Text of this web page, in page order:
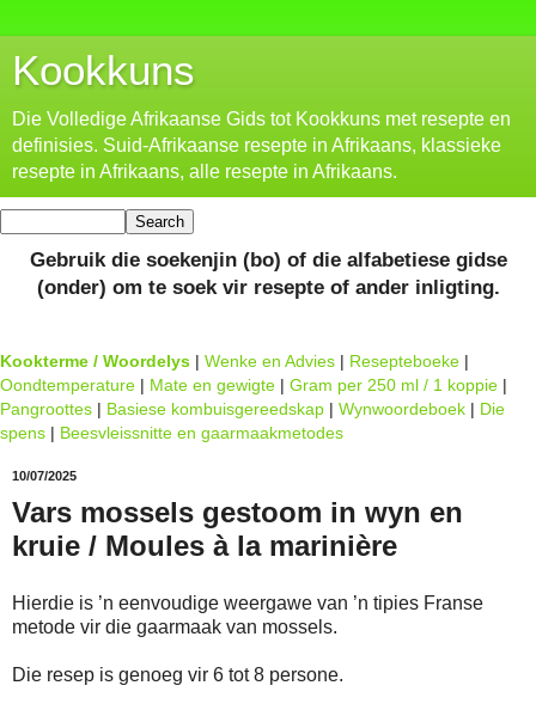
Kookkuns
Die Volledige Afrikaanse Gids tot Kookkuns met resepte en
definisies. Suid-Afrikaanse resepte in Afrikaans, klassieke
resepte in Afrikaans, alle resepte in Afrikaans.
Gebruik die soekenjin (bo) of die alfabetiese gidse
(onder) om te soek vir resepte of ander inligting.
Kookterme / Woordelys | Wenke en Advies | Resepteboeke |
Oondtemperature | Mate en gewigte | Gram per 250 ml / 1 koppie |
Pangroottes | Basiese kombuisgereedskap | Wynwoordeboek | Die
spens | Beesvleissnitte en gaarmaakmetodes
10/07/2025
Vars mossels gestoom in wyn en
kruie / Moules à la marinière
Hierdie is ’n eenvoudige weergawe van ’n tipies Franse
metode vir die gaarmaak van mossels.
Die resep is genoeg vir 6 tot 8 persone.